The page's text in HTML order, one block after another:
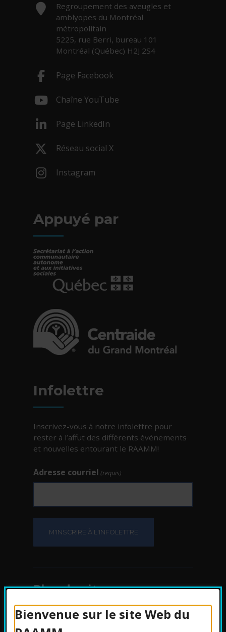
Bienvenue sur le site Web du
Adresse :
Regroupement des aveugles et
amblyopes du Montréal
métropolitain
5225, rue Berri, bureau 101
Montréal (Québec) H2J 2S4
Page Facebook
Chaîne YouTube
Page LinkedIn
Réseau social X
Instagram
Appuyé par
Infolettre
Inscrivez-vous à notre infolettre pour
rester à l’affut des différents événements
et nouvelles entourant le RAAMM!
Adresse courriel (requis)
Plan du site
Protection des